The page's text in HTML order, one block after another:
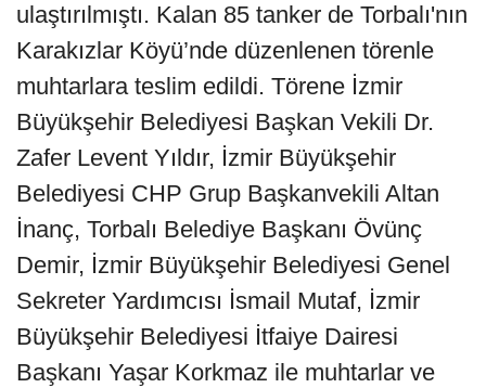
ulaştırılmıştı. Kalan 85 tanker de Torbalı'nın
Karakızlar Köyü’nde düzenlenen törenle
muhtarlara teslim edildi. Törene İzmir
Büyükşehir Belediyesi Başkan Vekili Dr.
Zafer Levent Yıldır, İzmir Büyükşehir
Belediyesi CHP Grup Başkanvekili Altan
İnanç, Torbalı Belediye Başkanı Övünç
Demir, İzmir Büyükşehir Belediyesi Genel
Sekreter Yardımcısı İsmail Mutaf, İzmir
Büyükşehir Belediyesi İtfaiye Dairesi
Başkanı Yaşar Korkmaz ile muhtarlar ve